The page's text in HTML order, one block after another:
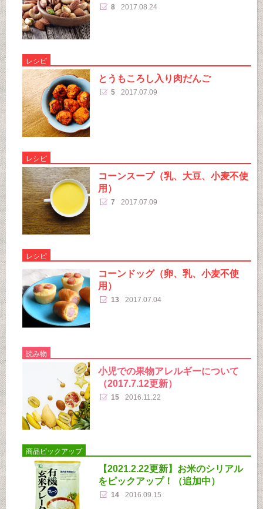
8 2017.08.24
レシピ
とうもころし入り肉だんご
5 2017.07.09
レシピ
コーンスープ（乳、大豆、小麦不使
用）
7 2017.07.09
レシピ
コーンドッグ（卵、乳、小麦不使
用）
13 2017.07.04
読み物
小児での果物アレルギーについて
（2017.7.12更新）
15 2016.11.22
商品ピックアップ
【2021.2.22更新】お米のシリアル
をピックアップ！（追加中）
14 2016.09.15